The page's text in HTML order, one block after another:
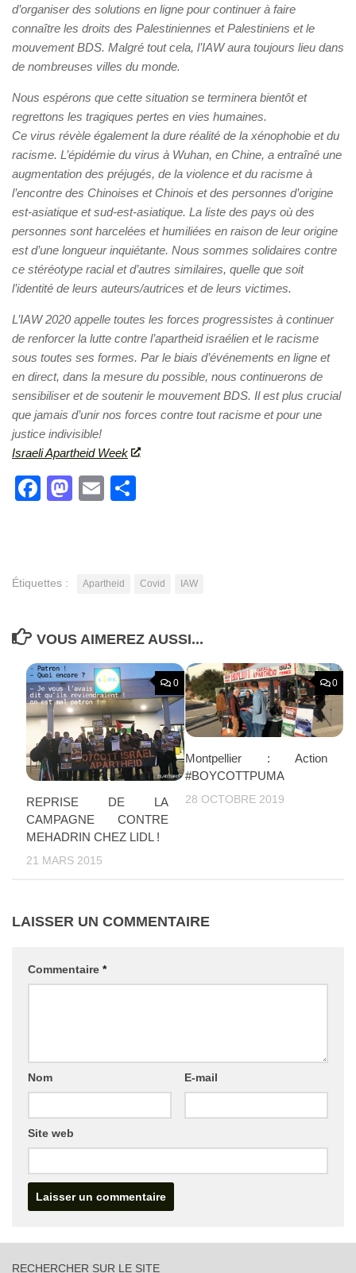
d’organiser des solutions en ligne pour continuer à faire
connaître les droits des Palestiniennes et Palestiniens et le
mouvement BDS. Malgré tout cela, l’IAW aura toujours lieu dans
de nombreuses villes du monde.
Nous espérons que cette situation se terminera bientôt et
regrettons les tragiques pertes en vies humaines.
Ce virus révèle également la dure réalité de la xénophobie et du
racisme. L’épidémie du virus à Wuhan, en Chine, a entraîné une
augmentation des préjugés, de la violence et du racisme à
l’encontre des Chinoises et Chinois et des personnes d’origine
est-asiatique et sud-est-asiatique. La liste des pays où des
personnes sont harcelées et humiliées en raison de leur origine
est d’une longueur inquiétante. Nous sommes solidaires contre
ce stéréotype racial et d’autres similaires, quelle que soit
l’identité de leurs auteurs/autrices et de leurs victimes.
L’IAW 2020 appelle toutes les forces progressistes à continuer
de renforcer la lutte contre l’apartheid israélien et le racisme
sous toutes ses formes. Par le biais d’événements en ligne et
en direct, dans la mesure du possible, nous continuerons de
sensibiliser et de soutenir le mouvement BDS. Il est plus crucial
que jamais d’unir nos forces contre tout racisme et pour une
justice indivisible!
Israeli Apartheid Week
Facebook
Mastodon
Email
Étiquettes : Apartheid Covid IAW
VOUS AIMEREZ AUSSI...
0
REPRISE DE LA
CAMPAGNE CONTRE
MEHADRIN CHEZ LIDL !
21 MARS 2015
0
Montpellier : Action
#BOYCOTTPUMA
28 OCTOBRE 2019
LAISSER UN COMMENTAIRE
Commentaire *
Nom E-mail
Site web
RECHERCHER SUR LE SITE